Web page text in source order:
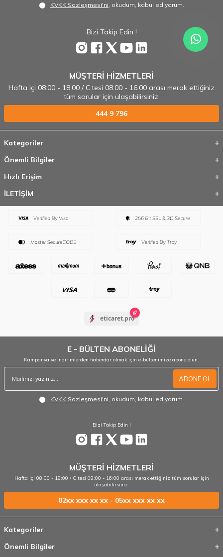
KVKK Sözleşmesi'ni, okudum, kabul ediyorum.
Bizi Takip Edin !
MÜŞTERİ HİZMETLERİ
Hafta içi 08:00 - 18:00 / C.tesi 08:00 - 16:00 arası merak ettiğiniz
tüm sorular için ulaşabilirsiniz.
444 9 796
Kategoriler
Önemli Bilgiler
Hızlı Erişim
İLETİŞİM
eticaret.pro
E - BÜLTEN ABONELİĞİ
Kampanya ve indirimlerden haberdar olmak için e-bültenimize abone olun.
ABONE OL
KVKK Sözleşmesi'ni, okudum, kabul ediyorum.
Bizi Takip Edin !
MÜŞTERİ HİZMETLERİ
Hafta içi 08:00 - 18:00 / C.tesi 08:00 - 16:00 arası merak ettiğiniz tüm sorular için
ulaşabilirsiniz.
02xx xxx xx xx - 05xx xxx xx xx
Kategoriler
Önemli Bilgiler